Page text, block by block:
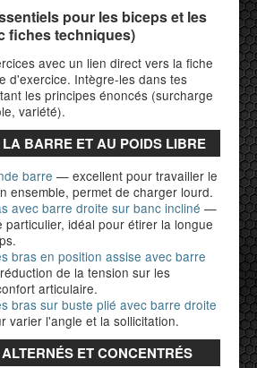
pour les biceps et les
fiches techniques)
avec un lien direct vers la fiche
d'exercice. Intègre-les dans tes
les principes énoncés (surcharge
variété).
BARRE ET AU POIDS LIBRE
barre — excellent pour travailler le
ensemble, permet de charger lourd.
avec barre droite sur banc incliné —
particulier, idéal pour étirer la longue
bras en position assise avec barre
de la tension sur les
articulaire.
bras sur buste plié avec barre droite
varier l'angle et la sollicitation.
ET CONCENTRÉS